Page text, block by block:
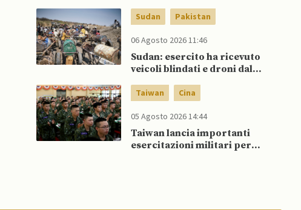
Sudan Pakistan
06 Agosto 2026 11:46
Sudan: esercito ha ricevuto
veicoli blindati e droni dal
Taiwan Cina
05 Agosto 2026 14:44
Taiwan lancia importanti
esercitazioni militari per